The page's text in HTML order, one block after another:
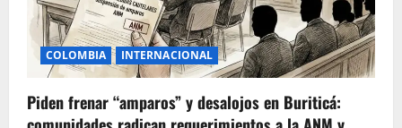
COLOMBIA INTERNACIONAL
Piden frenar “amparos” y desalojos en Buriticá: